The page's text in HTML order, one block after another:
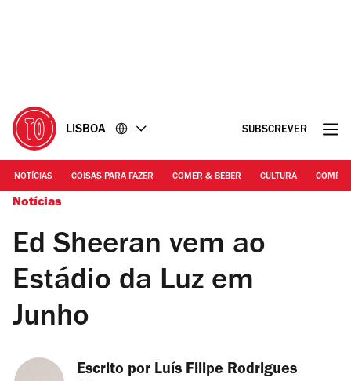
LISBOA SUBSCREVER
NOTÍCIAS COISAS PARA FAZER COMER & BEBER CULTURA
Notícias
Ed Sheeran vem ao
Estádio da Luz em
Junho
Escrito por Luís Filipe Rodrigues